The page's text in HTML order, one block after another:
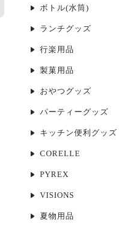
ボトル(水筒)
ランチグッズ
行楽用品
製菓用品
おやつグッズ
パーティーグッズ
キッチン便利グッズ
CORELLE
PYREX
VISIONS
夏物用品